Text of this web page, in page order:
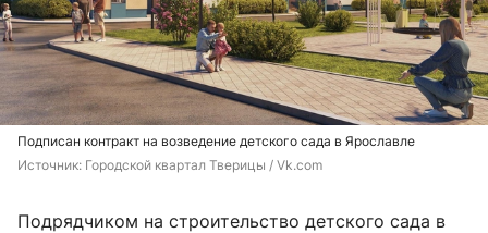
Подписан контракт на возведение детского сада в Ярославле
Источник: Городской квартал Тверицы / Vk.com
Подрядчиком на строительство детского сада в